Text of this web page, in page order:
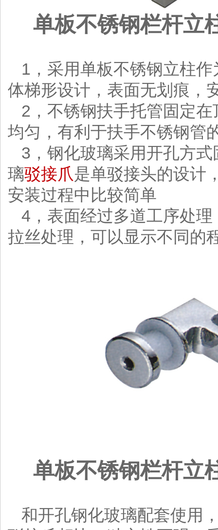
单板不锈钢栏杆立
1，采用单板不锈钢立柱
体梯形设计，表面无划痕，
2，不锈钢扶手托管固定
均匀，有利于扶手不锈钢管
3，钢化玻璃采用开孔方
璃驳接爪是单驳接头的设计
安装过程中比较简单
4，表面经过多道工序处
拉丝处理，可以显示不同的
单板不锈钢栏杆立
和开孔钢化玻璃配套使用